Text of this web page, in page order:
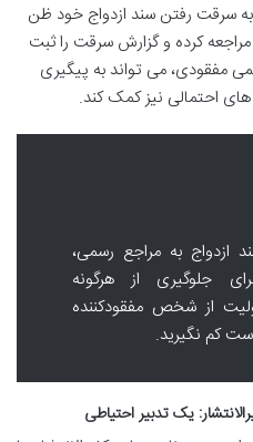
سرقت رفتن سند ازدواج خود ظن
مراجعه کرده و گزارش سرقت را ثبت
مفقودی، می تواند به پیگیری
احتمالی نیز کمک کند.
ازدواج به مراجع رسمی،
جلوگیری از هرگونه
از شخص مفقودکننده
کم نگیرید.
یک تدبیر احتیاطی